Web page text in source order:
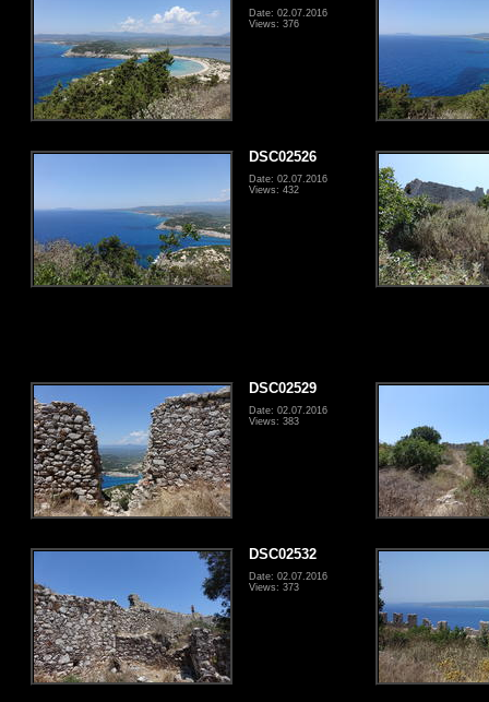
Date: 02.07.2016
Views: 376
DSC02526
Date: 02.07.2016
Views: 432
DSC02529
Date: 02.07.2016
Views: 383
DSC02532
Date: 02.07.2016
Views: 373